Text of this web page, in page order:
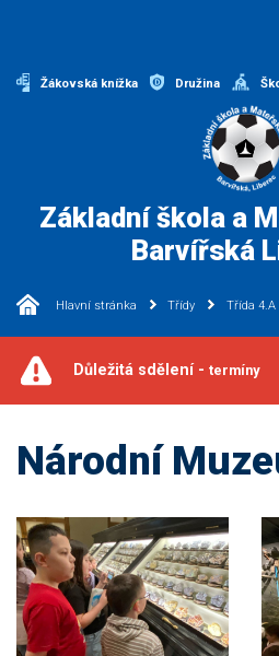
Žákovská knížka Družina
Základní škola a
Barvířská
Hlavní stránka Třídy Třída 4.A
Důležitá sdělení - termíny
Národní